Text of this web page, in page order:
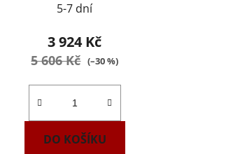
5-7 dní
3 924 Kč
5 606 Kč (–30 %)
DO KOŠÍKU